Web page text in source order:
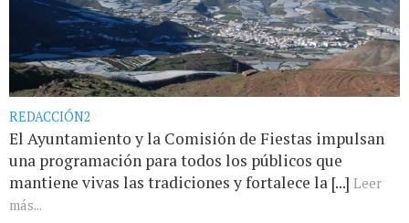
REDACCIÓN2
El Ayuntamiento y la Comisión de Fiestas impulsan
una programación para todos los públicos que
mantiene vivas las tradiciones y fortalece la [...] Leer
más...